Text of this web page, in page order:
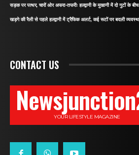
सड़क पर पत्थर, चारों ओर अफरा-तफरीः हल्द्वानी के मुखानी में दो गुटों के
खड़गे की रैली से पहले हल्द्वानी में ट्रैफिक अलर्ट, कई रूटों पर बदली व्यवस्था;
CONTACT US
YOUR LIFESTYLE MAGAZINE